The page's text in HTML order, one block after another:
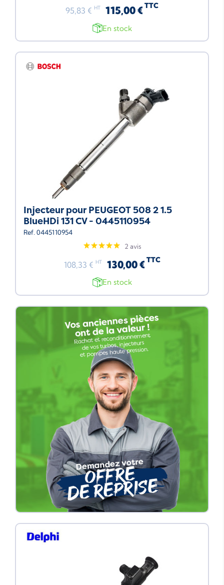
95,83 € HT 115,00 € TTC
En stock
Injecteur pour PEUGEOT 508 2 1.5
BlueHDi 131 CV - 0445110954
Ref. 0445110954
2 avis
108,33 € HT 130,00 € TTC
En stock